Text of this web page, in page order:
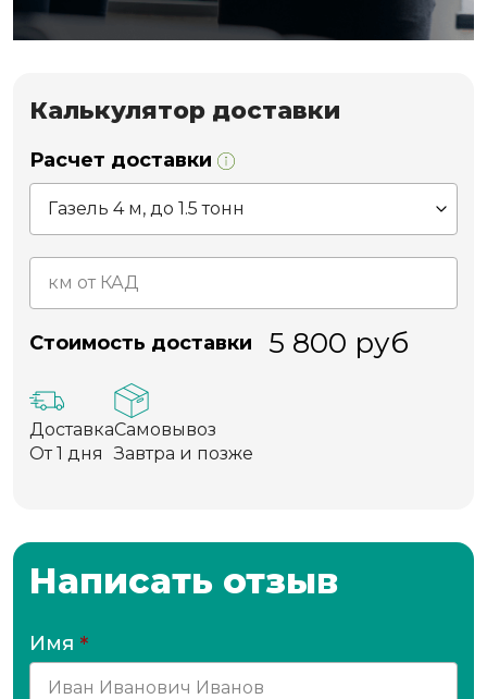
Калькулятор доставки
Расчет доставки
Стоимость доставки 5 800 руб
Доставка
От 1 дня
Самовывоз
Завтра и позже
Написать отзыв
Имя *